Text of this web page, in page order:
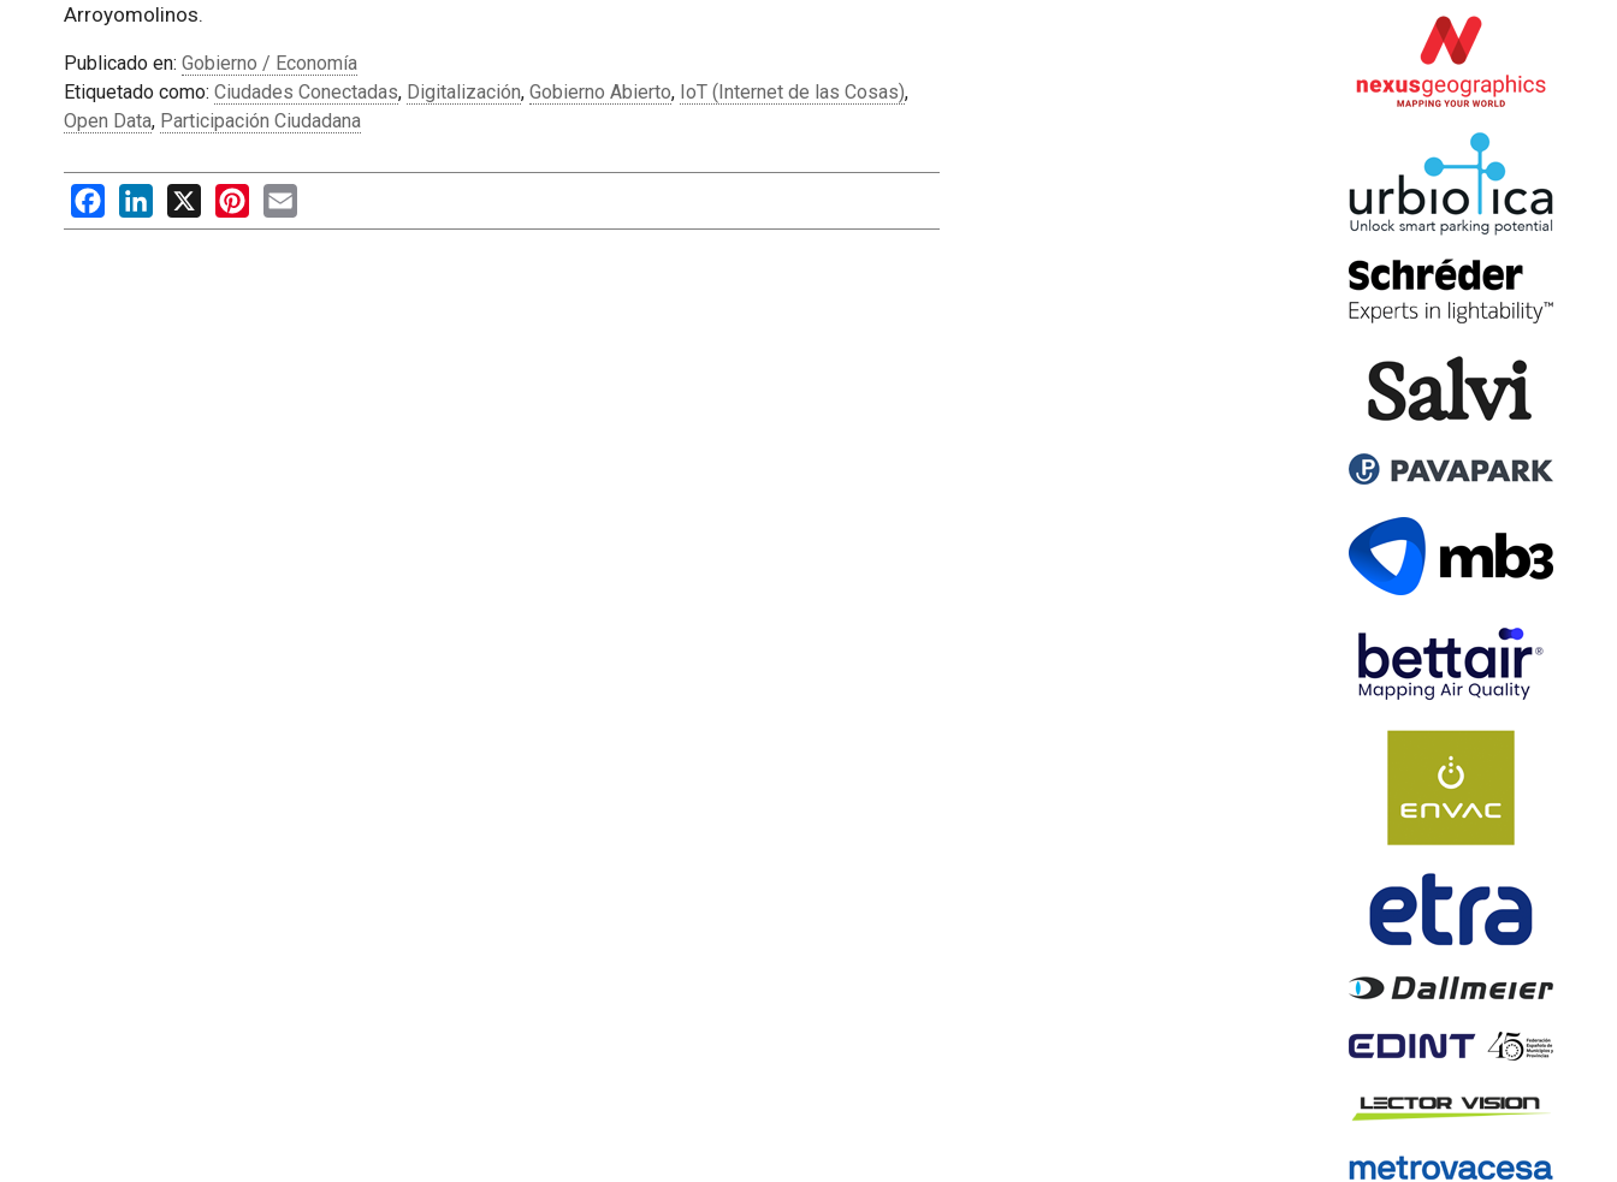
Arroyomolinos.
Publicado en: Gobierno / Economía
Etiquetado como: Ciudades Conectadas, Digitalización, Gobierno Abierto, IoT (Internet de las Cosas),
Open Data, Participación Ciudadana
FacebookLinkedIn
X PinterestEmail